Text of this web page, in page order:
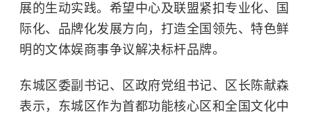
展的生动实践。希望中心及联盟紧扣专业化、国
际化、品牌化发展方向，打造全国领先、特色鲜
明的文体娱商事争议解决标杆品牌。
东城区委副书记、区政府党组书记、区长陈献森
表示，东城区作为首都功能核心区和全国文化中